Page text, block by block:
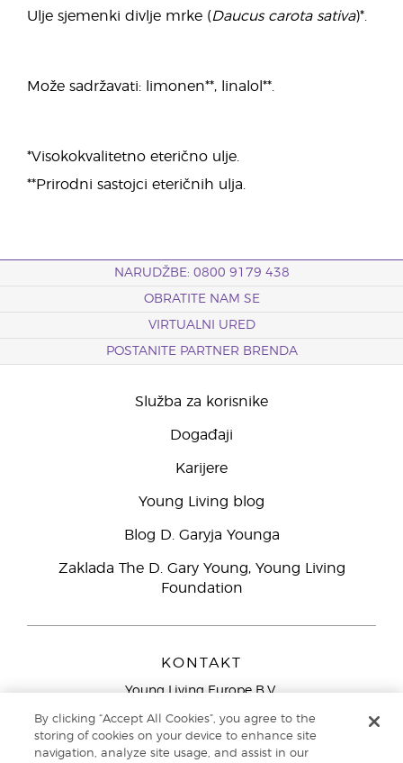
Ulje sjemenki divlje mrke (Daucus carota sativa)*.
Može sadržavati: limonen**, linalol**.
*Visokokvalitetno eterično ulje.
**Prirodni sastojci eteričnih ulja.
NARUDŽBE: 0800 9179 438
OBRATITE NAM SE
VIRTUALNI URED
POSTANITE PARTNER BRENDA
Služba za korisnike
Događaji
Karijere
Young Living blog
Blog D. Garyja Younga
Zaklada The D. Gary Young, Young Living
Foundation
KONTAKT
Young Living Europe B.V.
9727 AJ Groningen
By clicking “Accept All Cookies”, you agree to the
storing of cookies on your device to enhance site
navigation, analyze site usage, and assist in our